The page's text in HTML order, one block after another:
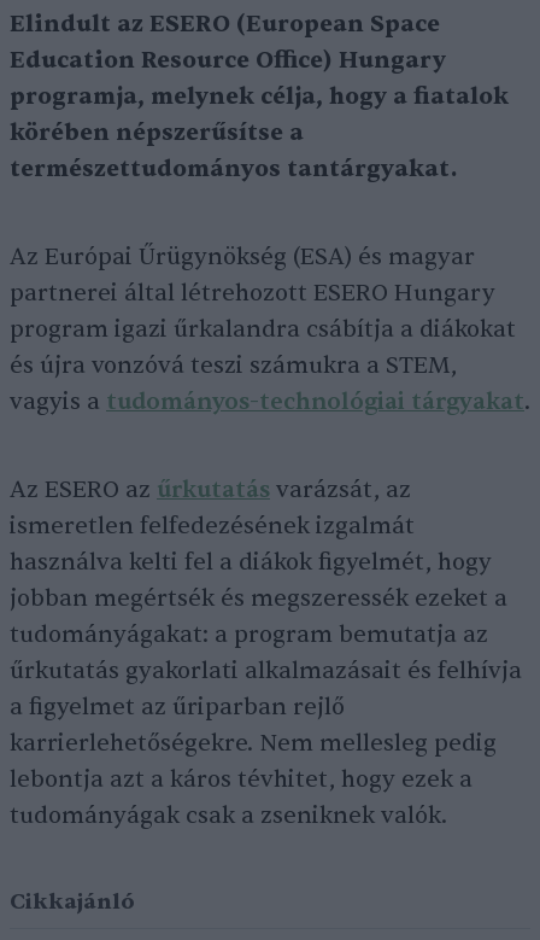
Elindult az ESERO (European Space
Education Resource Office) Hungary
programja, melynek célja, hogy a fiatalok
körében népszerűsítse a
természettudományos tantárgyakat.
Az Európai Űrügynökség (ESA) és magyar
partnerei által létrehozott ESERO Hungary
program igazi űrkalandra csábítja a diákokat
és újra vonzóvá teszi számukra a STEM,
vagyis a tudományos-technológiai tárgyakat.
Az ESERO az űrkutatás varázsát, az
ismeretlen felfedezésének izgalmát
használva kelti fel a diákok figyelmét, hogy
jobban megértsék és megszeressék ezeket a
tudományágakat: a program bemutatja az
űrkutatás gyakorlati alkalmazásait és felhívja
a figyelmet az űriparban rejlő
karrierlehetőségekre. Nem mellesleg pedig
lebontja azt a káros tévhitet, hogy ezek a
tudományágak csak a zseniknek valók.
Cikkajánló